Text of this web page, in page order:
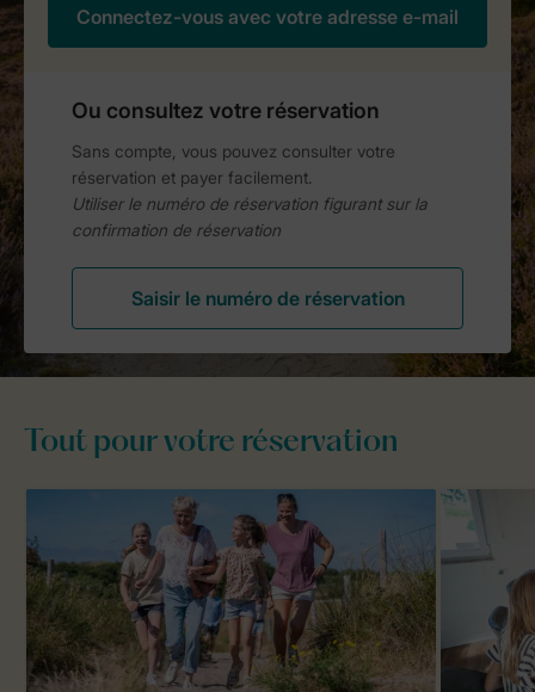
Tout pour votre réservation